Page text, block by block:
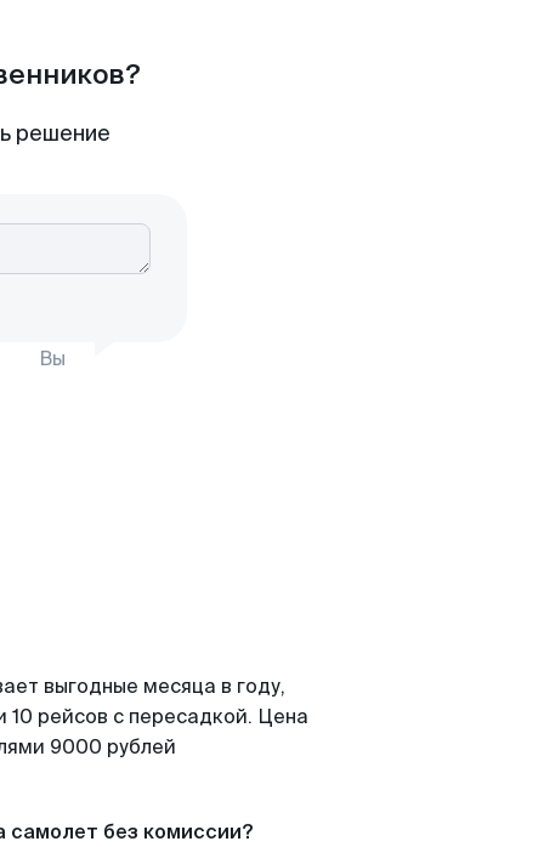
решение
Вы
выгодные месяца в году,
рейсов с пересадкой. Цена
9000 рублей
самолет без комиссии?